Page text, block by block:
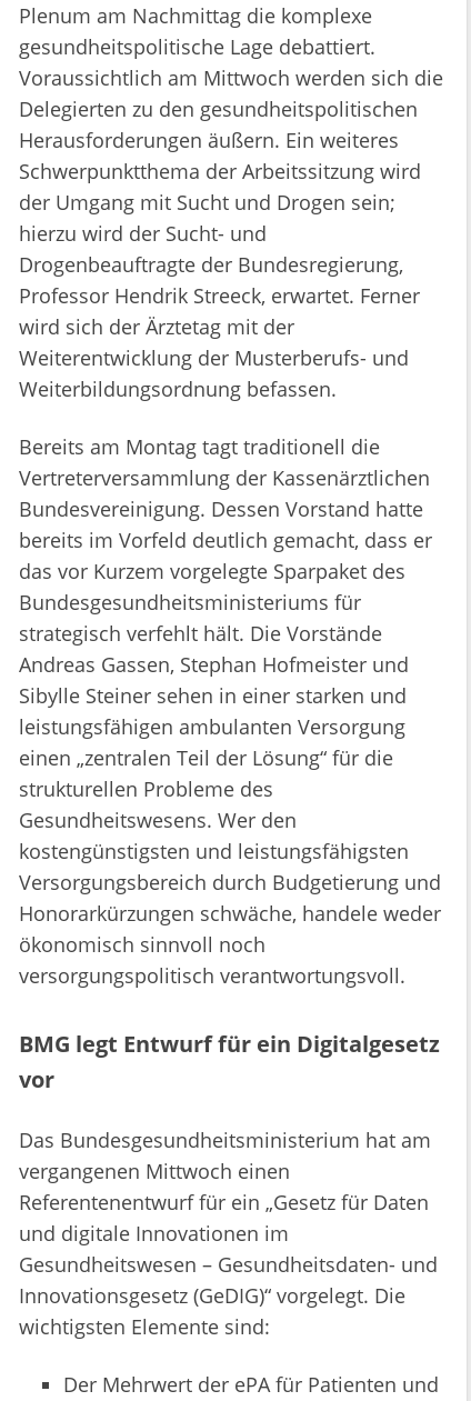
Plenum am Nachmittag die komplexe
gesundheitspolitische Lage debattiert.
Voraussichtlich am Mittwoch werden sich die
Delegierten zu den gesundheitspolitischen
Herausforderungen äußern. Ein weiteres
Schwerpunktthema der Arbeitssitzung wird
der Umgang mit Sucht und Drogen sein;
hierzu wird der Sucht- und
Drogenbeauftragte der Bundesregierung,
Professor Hendrik Streeck, erwartet. Ferner
wird sich der Ärztetag mit der
Weiterentwicklung der Musterberufs- und
Weiterbildungsordnung befassen.
Bereits am Montag tagt traditionell die
Vertreterversammlung der Kassenärztlichen
Bundesvereinigung. Dessen Vorstand hatte
bereits im Vorfeld deutlich gemacht, dass er
das vor Kurzem vorgelegte Sparpaket des
Bundesgesundheitsministeriums für
strategisch verfehlt hält. Die Vorstände
Andreas Gassen, Stephan Hofmeister und
Sibylle Steiner sehen in einer starken und
leistungsfähigen ambulanten Versorgung
einen „zentralen Teil der Lösung“ für die
strukturellen Probleme des
Gesundheitswesens. Wer den
kostengünstigsten und leistungsfähigsten
Versorgungsbereich durch Budgetierung und
Honorarkürzungen schwäche, handele weder
ökonomisch sinnvoll noch
versorgungspolitisch verantwortungsvoll.
​BMG legt Entwurf für ein Digitalgesetz
vor
Das Bundesgesundheitsministerium hat am
vergangenen Mittwoch einen
Referentenentwurf für ein „Gesetz für Daten
und digitale Innovationen im
Gesundheitswesen – Gesundheitsdaten- und
Innovationsgesetz (GeDIG)“ vorgelegt. Die
wichtigsten Elemente sind:
Der Mehrwert der ePA für Patienten und